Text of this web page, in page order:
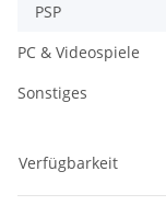
PSP
PC & Videospiele
Sonstiges
Verfügbarkeit